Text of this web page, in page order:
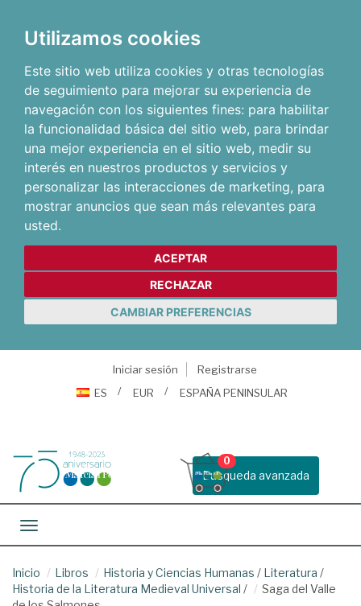
Utilizamos cookies
Este sitio web utiliza cookies y otras tecnologías
de seguimiento para mejorar su experiencia de
navegación con los siguientes fines: para habilitar
la funcionalidad básica del sitio web, para brindar
una mejor experiencia en el sitio web, medir su
interés en nuestros productos y servicios y
personalizar las interacciones de marketing, para
mostrar anuncios que sean más relevantes para
usted.
ACEPTAR
RECHAZAR
CAMBIAR PREFERENCIAS
Iniciar sesión
Registrarse
ES
EUR ESPAÑA PENINSULAR
Busqueda avanzada
0
Toggle navigation
Inicio Libros Historia y Ciencias Humanas / Literatura /
Historia de la Literatura Medieval Universal /
Saga del Valle